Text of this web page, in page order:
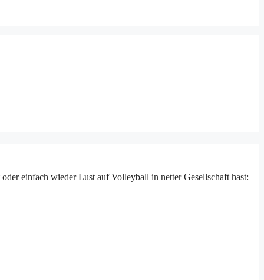
einfach wieder Lust auf Volleyball in netter Gesellschaft hast: